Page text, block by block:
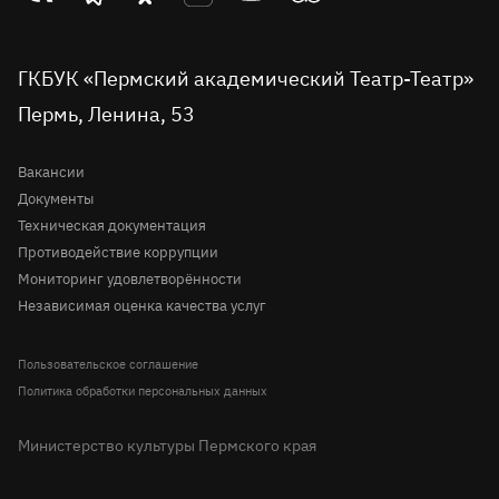
Доступная среда
Правила посещения театра
Молодёжная сцена
История
вконтакте
театр
telegram
театр
однокласниках
театр
rutube
театр
Tripadvisor
ГКБУК «Пермский академический Театр-Театр»
Пермь, Ленина, 53
Вакансии
Документы
Техническая документация
Противодействие коррупции
Мониторинг удовлетворённости
Независимая оценка качества услуг
Пользовательское соглашение
Политика обработки персональных данных
Министерство культуры Пермского края